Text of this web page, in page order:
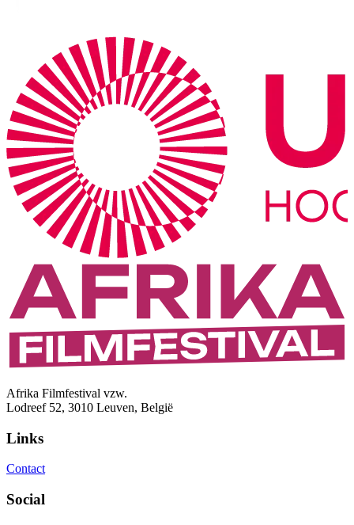
Afrika Filmfestival vzw.
Lodreef 52, 3010 Leuven, België
Links
Contact
Social